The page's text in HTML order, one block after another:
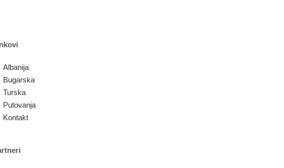
Albanija
Bugarska
Turska
Putovanja
Kontakt